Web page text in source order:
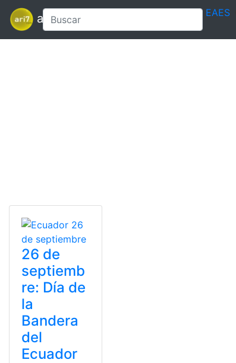
ari7 EAES
26 de
septiemb
re: Día de
la
Bandera
del
Ecuador